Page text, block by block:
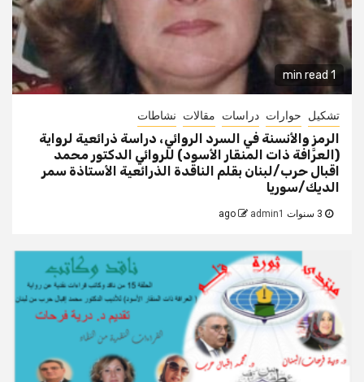
1 min read
تشكيل حوارات دراسات مقالات نشاطات
الرمز والأنسنة في السرد الروائي، دراسة ذرائعية لرواية
(العرَّافة ذات المنقار الأسود) للروائي الدكتور محمد
اقبال حرب/لبنان بقلم الناقدة الذرائعية الأستاذة سمر
الديك/سوريا
admin1